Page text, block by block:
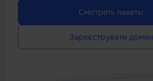
Смотреть пакеты
Зареєструвати домен